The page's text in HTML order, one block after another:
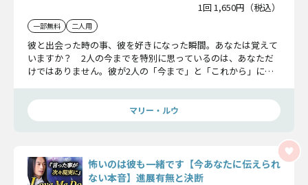
1回 1,650円（税込）
一部無料 二人用
彼と出会った時の事、彼を好きになった瞬間。あなたは覚えて
いますか？ 2人の今までを特別に思っているのは、あなただ
けではありません。彼が2人の「今まで」と「これから」につ
マリー・ルウ
怖いのは彼も一緒です【今あなたに伝えられ
ない本音】進展有無と決断